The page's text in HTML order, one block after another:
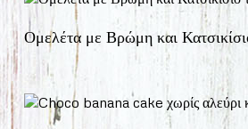
Ομελέτα με Βρώμη και